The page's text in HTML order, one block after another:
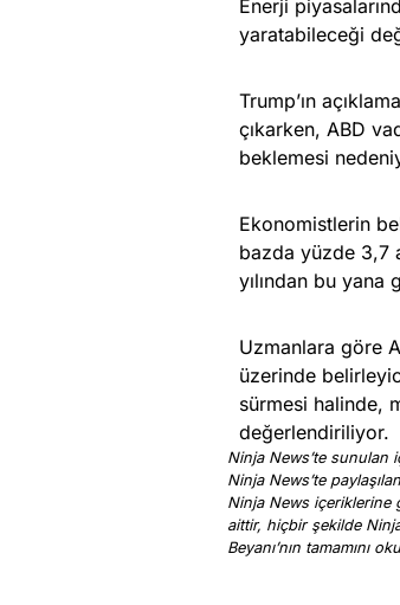
Enerji
yaratabileceği
Trump’ın
çıkarken, ABD
beklemesi
Ekonomistlerin
bazda yüzde 3,7
yılından bu
Uzmanlara göre
üzerinde
sürmesi halinde,
değerlendiriliyor.
Ninja News’te sunulan
Ninja News’te
Ninja News içeriklerine
aittir, hiçbir şekilde
Beyanı’nın tamamını